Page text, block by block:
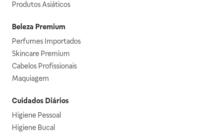
Produtos Asiáticos
Beleza Premium
Perfumes Importados
Skincare Premium
Cabelos Profissionais
Maquiagem
Cuidados Diários
Higiene Pessoal
Higiene Bucal